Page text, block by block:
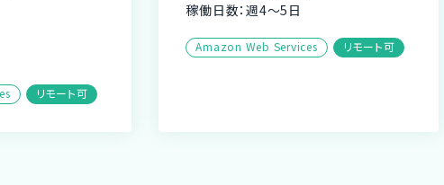
リモート可
稼働日数：週5日
バージョンアップ